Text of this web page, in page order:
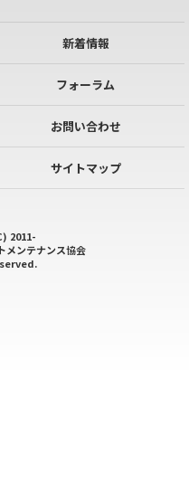
新着情報
フォーラム
お問い合わせ
サイトマップ
2011-
メンテナンス協会